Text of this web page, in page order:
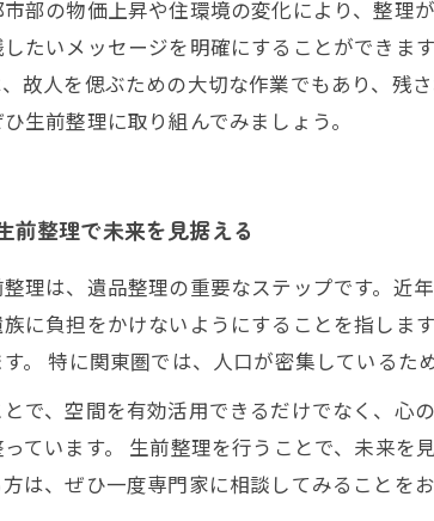
部の物価上昇や住環境の変化により、整理
たいメッセージを明確にすることができま
故人を偲ぶための大切な作業でもあり、残
生前整理に取り組んでみましょう。
前整理で未来を見据える
理は、遺品整理の重要なステップです。近
に負担をかけないようにすることを指しま
。 特に関東圏では、人口が密集しているた
で、空間を有効活用できるだけでなく、心
ています。 生前整理を行うことで、未来
は、ぜひ一度専門家に相談してみることをお